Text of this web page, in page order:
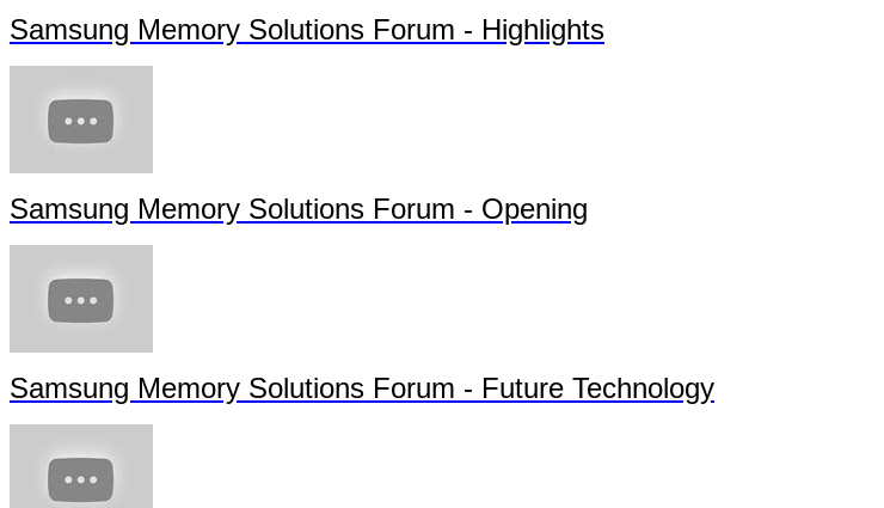
Samsung Memory Solutions Forum - Highlights
Samsung Memory Solutions Forum - Opening
Samsung Memory Solutions Forum - Future Technology